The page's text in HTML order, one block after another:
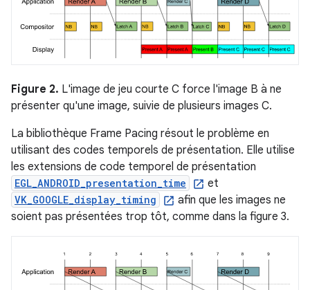
Figure 2. L'image de jeu courte C force l'image B à ne
présenter qu'une image, suivie de plusieurs images C.
La bibliothèque Frame Pacing résout le problème en
utilisant des codes temporels de présentation. Elle utilise
les extensions de code temporel de présentation
EGL_ANDROID_presentation_time et
VK_GOOGLE_display_timing
afin que les images ne
soient pas présentées trop tôt, comme dans la figure 3.